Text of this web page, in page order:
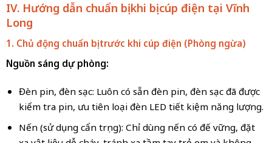
IV. Hướng dẫn chuẩn bị khi bị cúp điện tại Vĩnh
Long
1. Chủ động chuẩn bị trước khi cúp điện (Phòng ngừa)
Nguồn sáng dự phòng:
Đèn pin, đèn sạc: Luôn có sẵn đèn pin, đèn sạc đã được
kiểm tra pin, ưu tiên loại đèn LED tiết kiệm năng lượng.
Nến (sử dụng cẩn trọng): Chỉ dùng nến có đế vững, đặt